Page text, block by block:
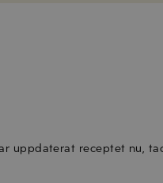
uppdaterat receptet nu,